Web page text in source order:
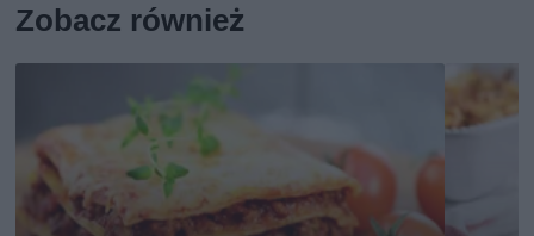
Zobacz również